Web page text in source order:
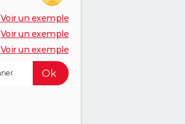
Voir un exemple
Voir un exemple
Voir un exemple